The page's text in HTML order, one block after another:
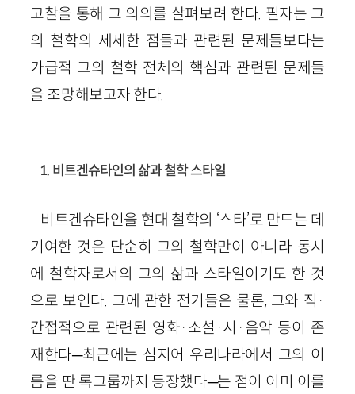
고찰을 통해 그 의의를 살펴보려 한다. 필자는 그
의 철학의 세세한 점들과 관련된 문제들보다는
가급적 그의 철학 전체의 핵심과 관련된 문제들
을 조망해보고자 한다.
1. 비트겐슈타인의 삶과 철학 스타일
비트겐슈타인을 현대 철학의 ‘스타’로 만드는 데
기여한 것은 단순히 그의 철학만이 아니라 동시
에 철학자로서의 그의 삶과 스타일이기도 한 것
으로 보인다. 그에 관한 전기들은 물론, 그와 직·
간접적으로 관련된 영화·소설·시·음악 등이 존
재한다─최근에는 심지어 우리나라에서 그의 이
름을 딴 록그룹까지 등장했다─는 점이 이미 이를